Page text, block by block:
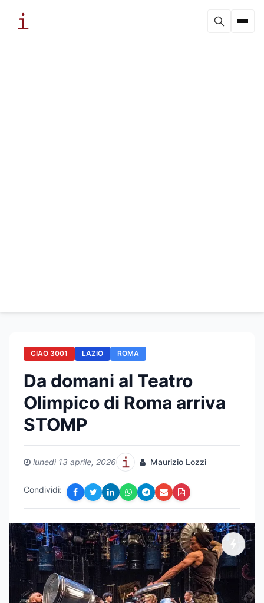
CIAO 3001 LAZIO ROMA
Da domani al Teatro
Olimpico di Roma arriva
STOMP
lunedì 13 aprile, 2026 Maurizio Lozzi
Condividi: